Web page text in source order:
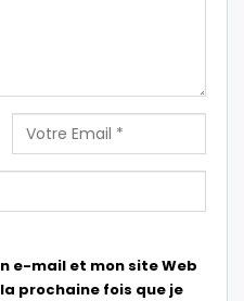
e-mail et mon site Web
prochaine fois que je